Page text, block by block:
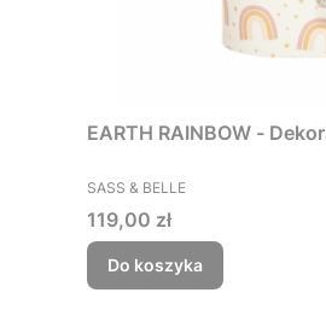
EARTH RAINBOW -
PRODUCENT
SASS & BELLE
Cena
119,00 zł
Do koszyka